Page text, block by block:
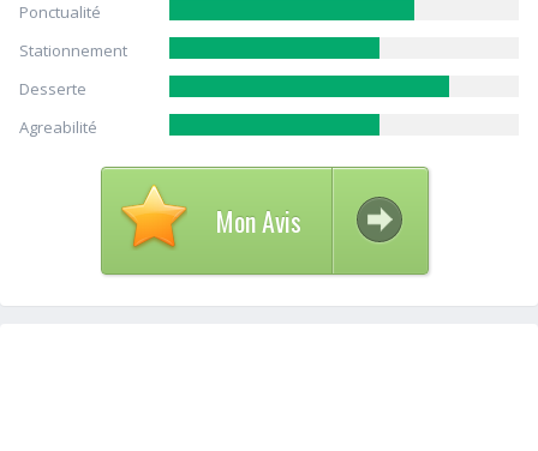
Ponctualité
Stationnement
Desserte
Agreabilité
Mon Avis